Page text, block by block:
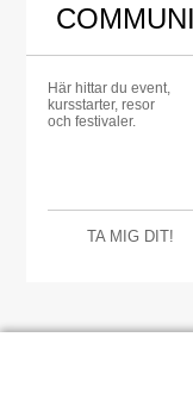
Här hittar du event,
kursstarter, resor
och festivaler.
TA MIG DIT!